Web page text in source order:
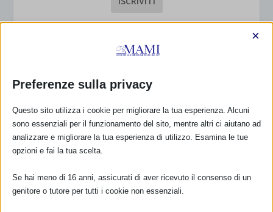
DONA E ASSOCIATI CON PAYPAL!
15,00€
(25,00€ se sei un’associazione)
Preferenze sulla privacy
×
Questo sito utilizza i cookie per migliorare la tua esperienza. Alcuni
sono essenziali per il funzionamento del sito, mentre altri ci aiutano ad
analizzare e migliorare la tua esperienza di utilizzo. Esamina le tue
opzioni e fai la tua scelta.
Se hai meno di 16 anni, assicurati di aver ricevuto il consenso di un
genitore o tutore per tutti i cookie non essenziali.